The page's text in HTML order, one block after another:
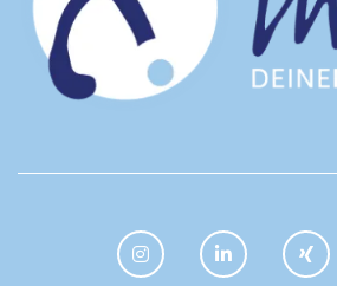
INSTAGRAMLINKEDINXING